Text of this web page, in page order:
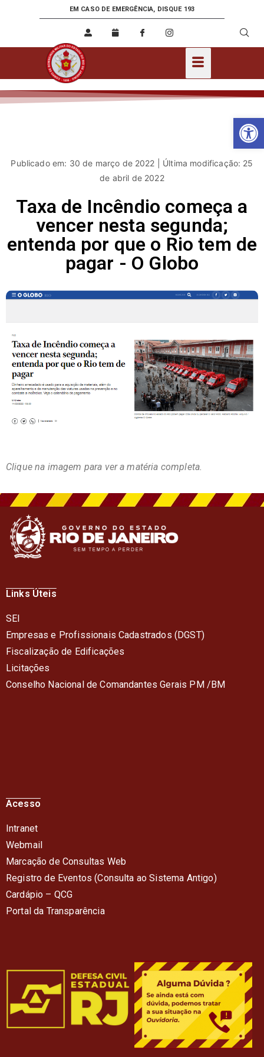
EM CASO DE EMERGÊNCIA, DISQUE 193
Publicado em: 30 de março de 2022 | Última modificação: 25
de abril de 2022
Taxa de Incêndio começa a
vencer nesta segunda;
entenda por que o Rio tem de
pagar - O Globo
Clique na imagem para ver a matéria completa.
Links Úteis
SEI
Empresas e Profissionais Cadastrados (DGST)
Fiscalização de Edificações
Licitações
Conselho Nacional de Comandantes Gerais PM /BM
Acesso
Intranet
Webmail
Marcação de Consultas Web
Registro de Eventos (Consulta ao Sistema Antigo)
Cardápio – QCG
Portal da Transparência